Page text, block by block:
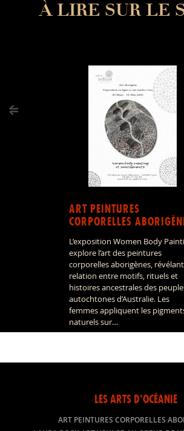
À LIRE SUR LE
ART PEINTURES
CORPORELLES
L’exposition Women Body
explore l’art des peintures
corporelles aborigènes,
relation entre motifs, rituels et
histoires ancestrales des
autochtones d’Australie. Les
femmes appliquent les
naturels sur…
LES ARTS D'OCÉANIE
ART PEINTURES CORPORELLES